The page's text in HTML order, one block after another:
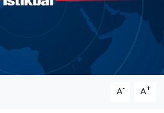
A- A+